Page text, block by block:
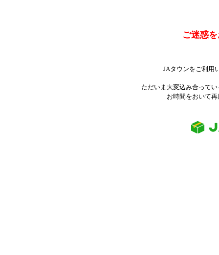
ご迷惑
JAタウンをご利用
ただいま大変込み合って
お時間をおいて